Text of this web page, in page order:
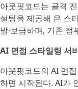
아웃핏코드는 골격
설팅을 제공해 온 스
발·보급하며, 기존
AI 면접 스타일링 서
아웃핏코드의 AI 면
하면 시작된다. AI가